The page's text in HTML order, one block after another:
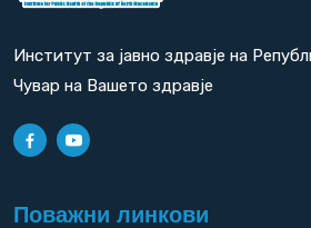
Институт за јавно здравје на
Чувар на Вашето здравје
Поважни линкови